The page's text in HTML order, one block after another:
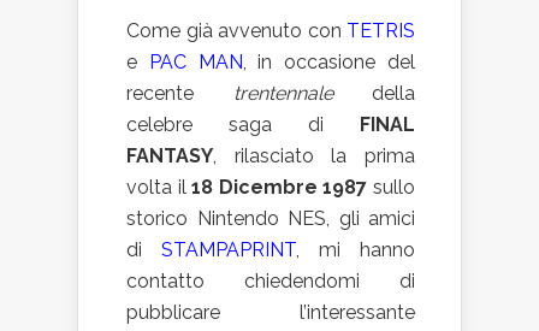
Come già avvenuto con TETRIS
e
PAC MAN, in occasione del
recente
trentennaledella
celebre saga di
FINAL
FANTASY, rilasciato la prima
volta il18 Dicembre 1987 sullo
storico Nintendo NES, gli amici
di STAMPAPRINT, mi hanno
contatto chiedendomi di
pubblicare l’interessante